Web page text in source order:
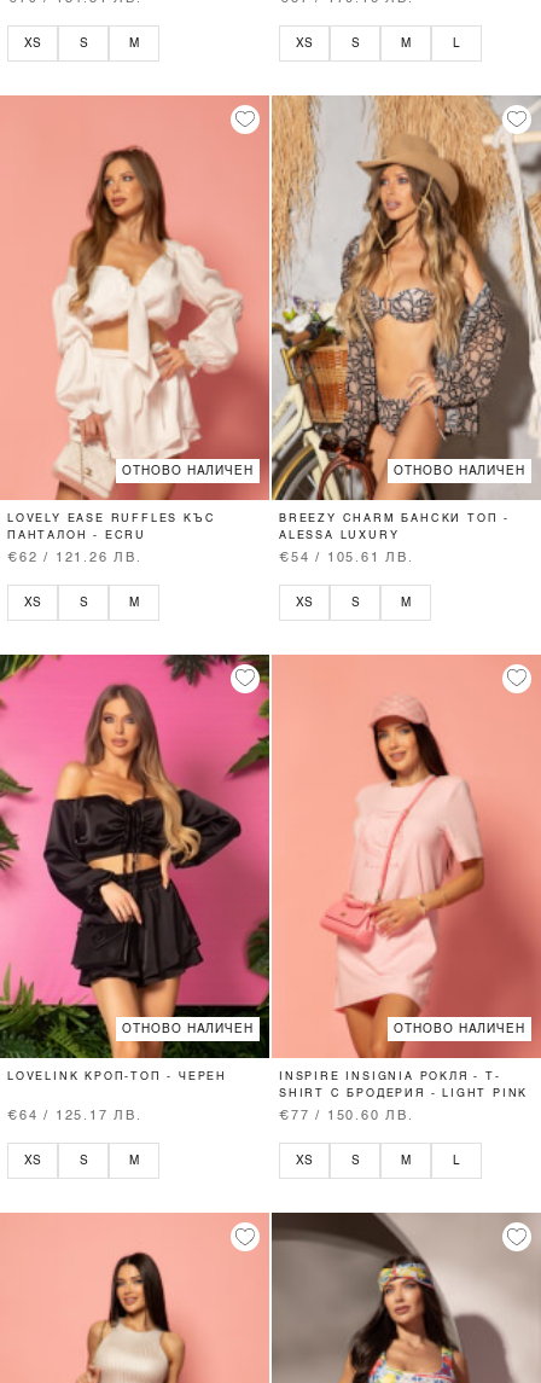
XS S M XS S M L
ОТНОВО НАЛИЧЕН
LOVELY EASE RUFFLES КЪС
ПАНТАЛОН - ECRU
€62 / 121.26 ЛВ.
XS S M
ОТНОВО НАЛИЧЕН
BREEZY CHARM БАНСКИ ТОП -
ALESSA LUXURY
€54 / 105.61 ЛВ.
XS S M
ОТНОВО НАЛИЧЕН
LOVELINK КРОП-ТОП - ЧЕРЕН
€64 / 125.17 ЛВ.
XS S M
ОТНОВО НАЛИЧЕН
INSPIRE INSIGNIA РОКЛЯ - T-
SHIRT С БРОДЕРИЯ - LIGHT PINK
€77 / 150.60 ЛВ.
XS S M L